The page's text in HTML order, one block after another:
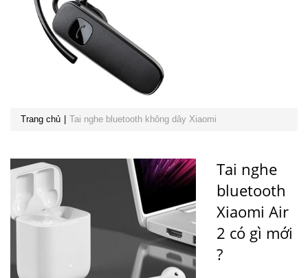
Trang chủ Tai nghe bluetooth không dây Xiaomi
Tai nghe
bluetooth
Xiaomi Air
2 có gì mới
?